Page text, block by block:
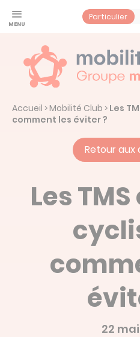
Particulier
Prendre un rendez-vous
Linked’in
Santé
Jeune
Prévoyance
Contrat obsèques
Services
Vos services santé
Mobilité Mutuelle
Accueil >Mobilité Club > Les
comment les éviter ?
Retour aux
Les
22
Panneau de gestion des